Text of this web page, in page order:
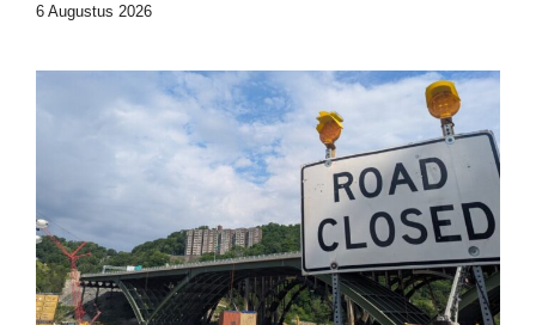
6 Augustus 2026